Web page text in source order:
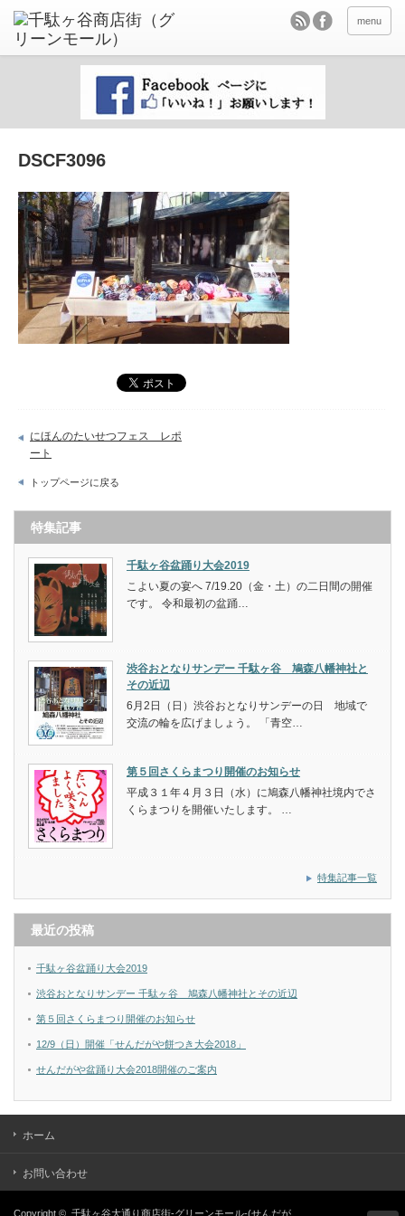
menu
DSCF3096
にほんのたいせつフェス レポ
ート
トップページに戻る
特集記事
千駄ヶ谷盆踊り大会2019
こよい夏の宴へ 7/19.20（金・土）の二日間の開催
です。 令和最初の盆踊…
渋谷おとなりサンデー 千駄ヶ谷 鳩森八幡神社と
その近辺
6月2日（日）渋谷おとなりサンデーの日 地域で
交流の輪を広げましょう。 「青空…
第５回さくらまつり開催のお知らせ
平成３１年４月３日（水）に鳩森八幡神社境内でさ
くらまつりを開催いたします。 …
特集記事一覧
最近の投稿
千駄ヶ谷盆踊り大会2019
渋谷おとなりサンデー 千駄ヶ谷 鳩森八幡神社とその近辺
第５回さくらまつり開催のお知らせ
12/9（日）開催「せんだがや餅つき大会2018」
せんだがや盆踊り大会2018開催のご案内
ホーム
お問い合わせ
Copyright © 千駄ヶ谷大通り商店街-グリーンモール-(せんだが